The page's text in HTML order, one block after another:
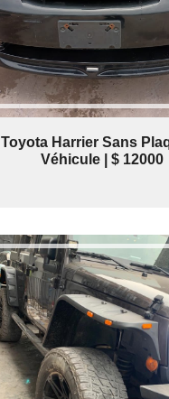
Toyota Harrier Sans
Véhicule | $ 12000